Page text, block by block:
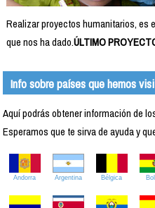
Realizar proyectos humanitarios, es
que nos ha dado.ÚLTIMO
Info sobre países que hemos
Aquí podrás obtener información de
Esperamos que te sirva de ayuda y
Andorra Argentina Bélgica